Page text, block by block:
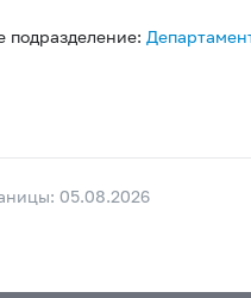
подразделение:
05.08.2026